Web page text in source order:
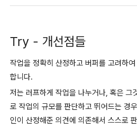
Try - 개선점들
작업을 정확히 산정하고 버퍼를 고려하
합니다.
저는 러프하게 작업을 나누거나, 혹은 그
로 작업의 규모를 판단하고 뛰어드는 경
인이 산정해준 의견에 의존해서 스스로